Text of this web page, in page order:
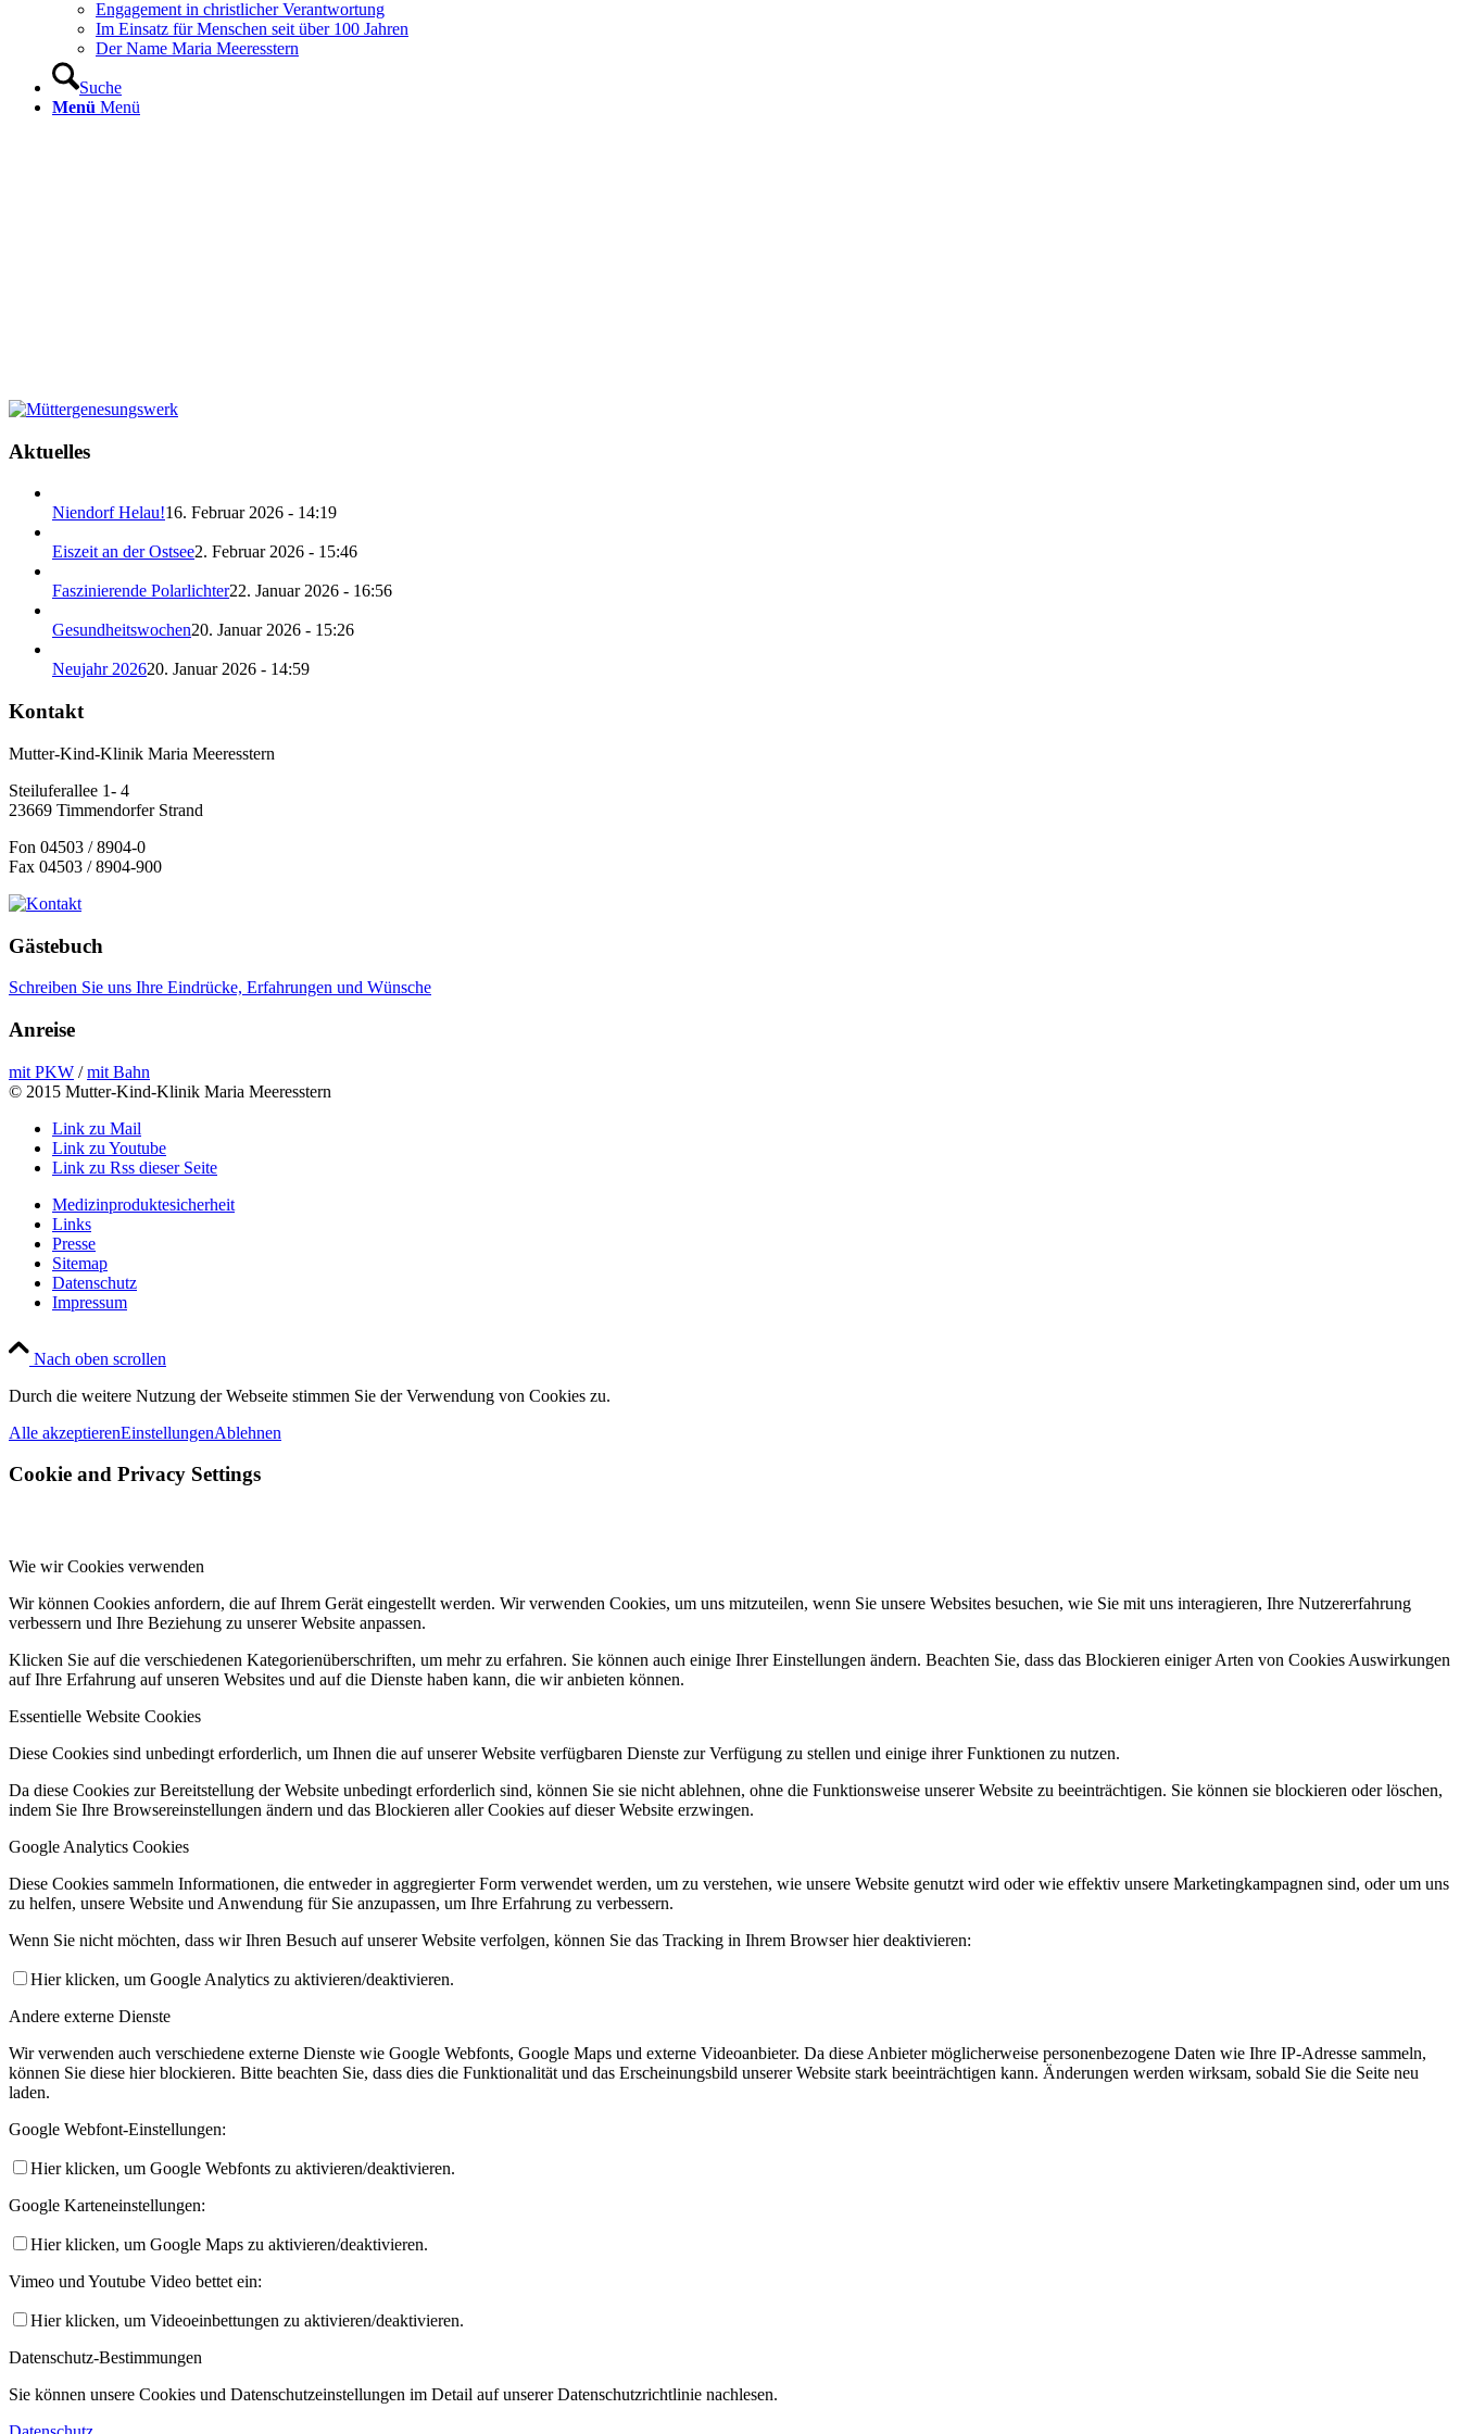
Engagement in christlicher Verantwortung
Im Einsatz für Menschen seit über 100 Jahren
Der Name Maria Meeresstern
Suche
Menü Menü
Aktuelles
Niendorf Helau!16. Februar 2026 - 14:19
Eiszeit an der Ostsee2. Februar 2026 - 15:46
Faszinierende Polarlichter22. Januar 2026 - 16:56
Gesundheitswochen20. Januar 2026 - 15:26
Neujahr 202620. Januar 2026 - 14:59
Kontakt
Mutter-Kind-Klinik Maria Meeresstern
Steiluferallee 1- 4
23669 Timmendorfer Strand
Fon 04503 / 8904-0
Fax 04503 / 8904-900
Gästebuch
Schreiben Sie uns Ihre Eindrücke, Erfahrungen und Wünsche
Anreise
mit PKW /mit Bahn
© 2015 Mutter-Kind-Klinik Maria Meeresstern
Link zu Mail
Link zu Youtube
Link zu Rss dieser Seite
Medizinproduktesicherheit
Links
Presse
Sitemap
Datenschutz
Impressum
Nach oben scrollen
Durch die weitere Nutzung der Webseite stimmen Sie der Verwendung von Cookies zu.
Alle akzeptierenEinstellungenAblehnen
Cookie and Privacy Settings
Wie wir Cookies verwenden
Wir können Cookies anfordern, die auf Ihrem Gerät eingestellt werden. Wir verwenden Cookies, um uns mitzuteilen, wenn Sie unsere Websites besuchen, wie Sie mit uns interagieren, Ihre Nutzererfahrung
verbessern und Ihre Beziehung zu unserer Website anpassen.
Klicken Sie auf die verschiedenen Kategorienüberschriften, um mehr zu erfahren. Sie können auch einige Ihrer Einstellungen ändern. Beachten Sie, dass das Blockieren einiger Arten von Cookies Auswirkungen
auf Ihre Erfahrung auf unseren Websites und auf die Dienste haben kann, die wir anbieten können.
Essentielle Website Cookies
Diese Cookies sind unbedingt erforderlich, um Ihnen die auf unserer Website verfügbaren Dienste zur Verfügung zu stellen und einige ihrer Funktionen zu nutzen.
Da diese Cookies zur Bereitstellung der Website unbedingt erforderlich sind, können Sie sie nicht ablehnen, ohne die Funktionsweise unserer Website zu beeinträchtigen. Sie können sie blockieren oder löschen,
indem Sie Ihre Browsereinstellungen ändern und das Blockieren aller Cookies auf dieser Website erzwingen.
Google Analytics Cookies
Diese Cookies sammeln Informationen, die entweder in aggregierter Form verwendet werden, um zu verstehen, wie unsere Website genutzt wird oder wie effektiv unsere Marketingkampagnen sind, oder um uns
zu helfen, unsere Website und Anwendung für Sie anzupassen, um Ihre Erfahrung zu verbessern.
Wenn Sie nicht möchten, dass wir Ihren Besuch auf unserer Website verfolgen, können Sie das Tracking in Ihrem Browser hier deaktivieren:
Hier klicken, um Google Analytics zu aktivieren/deaktivieren.
Andere externe Dienste
Wir verwenden auch verschiedene externe Dienste wie Google Webfonts, Google Maps und externe Videoanbieter. Da diese Anbieter möglicherweise personenbezogene Daten wie Ihre IP-Adresse sammeln,
können Sie diese hier blockieren. Bitte beachten Sie, dass dies die Funktionalität und das Erscheinungsbild unserer Website stark beeinträchtigen kann. Änderungen werden wirksam, sobald Sie die Seite neu
laden.
Google Webfont-Einstellungen:
Hier klicken, um Google Webfonts zu aktivieren/deaktivieren.
Google Karteneinstellungen:
Hier klicken, um Google Maps zu aktivieren/deaktivieren.
Vimeo und Youtube Video bettet ein:
Hier klicken, um Videoeinbettungen zu aktivieren/deaktivieren.
Datenschutz-Bestimmungen
Sie können unsere Cookies und Datenschutzeinstellungen im Detail auf unserer Datenschutzrichtlinie nachlesen.